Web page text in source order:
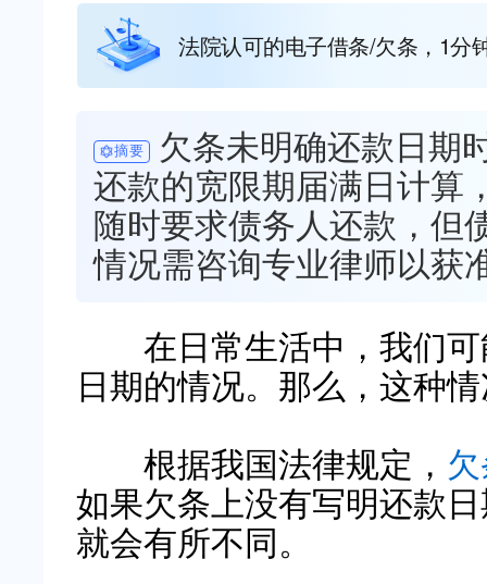
法院认可的电子借条/欠条，1分
摘要
欠条未明确还款日期
还款的宽限期届满日计算
随时要求债务人还款，但
情况需咨询专业律师以获
在日常生活中，我们可
日期的情况。那么，这种
根据我国法律规定，
如果欠条上没有写明还款
就会有所不同。